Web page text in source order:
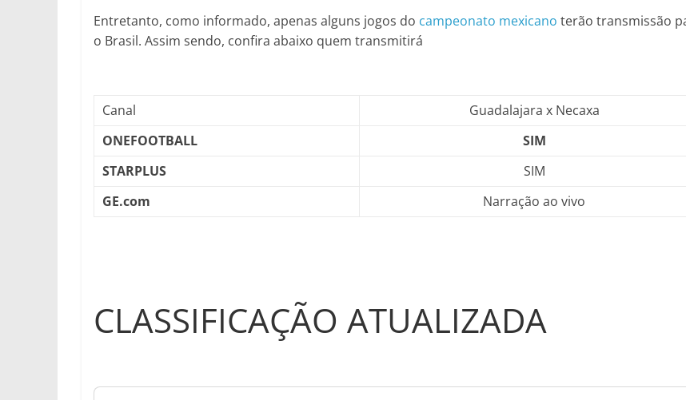
Entretanto, como informado, apenas alguns jogos do campeonato mexicano terão transmissão
o Brasil. Assim sendo, confira abaixo quem transmitirá
Canal
Guadalajara x Necaxa
ONEFOOTBALL
SIM
STARPLUS
SIM
GE.com
Narração ao vivo
CLASSIFICAÇÃO ATUALIZADA